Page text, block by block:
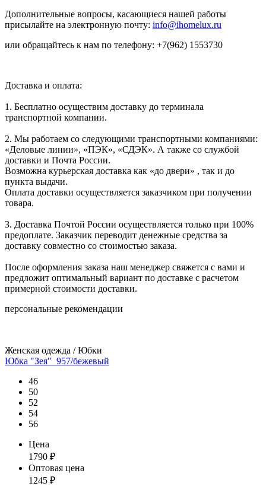
Дополнительные вопросы, касающиеся нашей работы
присылайте на электронную почту: info@ihomelux.ru
или обращайтесь к нам по телефону: +7(962) 1553730
Доставка и оплата:
1. Бесплатно осуществим доставку до терминала
транспортной компании.
2. Мы работаем со следующими транспортными компаниями:
«Деловые линии», «ПЭК», «СДЭК». А также со службой
доставки и Почта России.
Возможна курьерская доставка как «до двери» , так и до
пункта выдачи.
Оплата доставки осуществляется заказчиком при получении
товара.
3. Доставка Почтой России осуществляется только при 100%
предоплате. Заказчик переводит денежные средства за
доставку совместно со стоимостью заказа.
После оформления заказа наш менеджер свяжется с вами и
предложит оптимальный вариант по доставке с расчетом
примерной стоимости доставки.
персональные рекомендации
Женская одежда / Юбки
Юбка "Зея"_957/бежевый
46
50
52
54
56
Цена
1790 ₽
Оптовая цена
1245 ₽